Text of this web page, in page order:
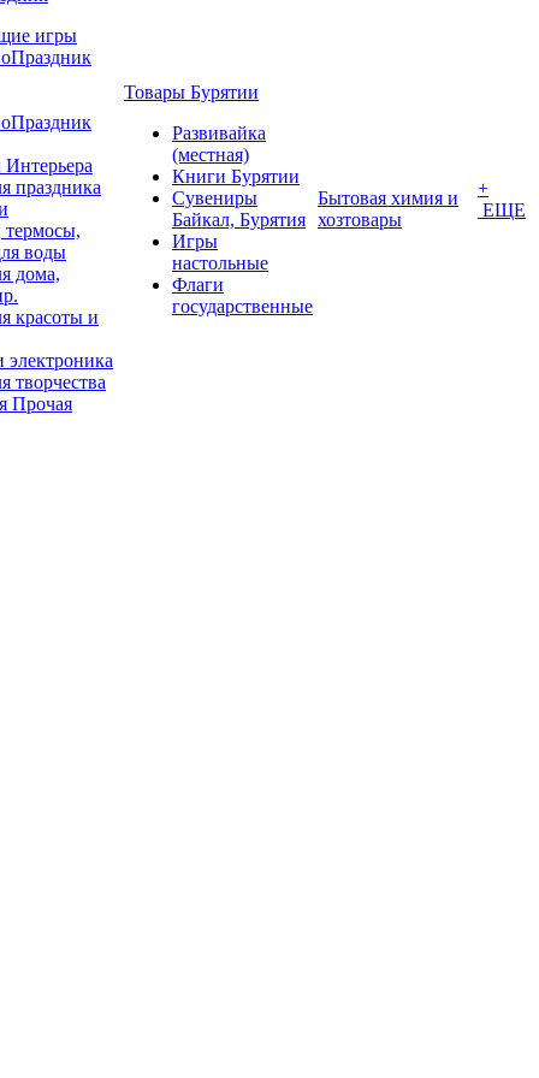
игры
праздника
воды
дома,
красоты и
творчества
Прочая
Товары Бурятии
Развивайка
(местная)
Книги Бурятии
Сувениры
Байкал, Бурятия
Игры
настольные
Флаги
государственные
Бытовая химия и
хозтовары
+
ЕЩЕ